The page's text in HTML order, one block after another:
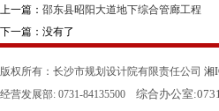
上一篇： 邵东县昭阳大道地下综合管廊工程
下一篇：没有了
版权所有：长沙市规划设计院有限责任公司 湘
经营发展部: 0731-84135500 综合办公室: